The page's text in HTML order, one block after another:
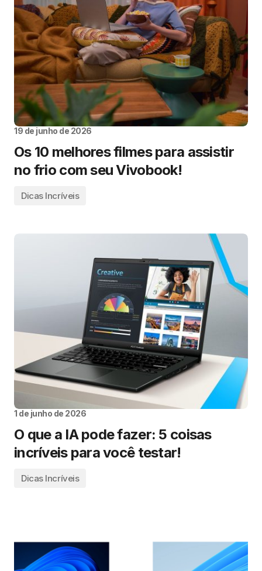
19 de junho de 2026
Os 10 melhores filmes para assistir
no frio com seu Vivobook!
Dicas Incríveis
1 de junho de 2026
O que a IA pode fazer: 5 coisas
incríveis para você testar!
Dicas Incríveis